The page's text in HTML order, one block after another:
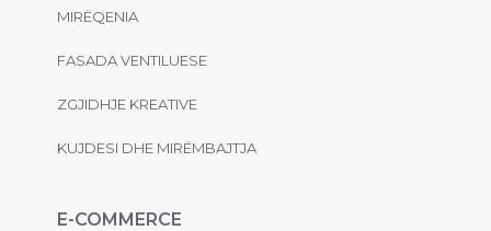
MIRËQENIA
FASADA VENTILUESE
ZGJIDHJE KREATIVE
KUJDESI DHE MIRËMBAJTJA
E-COMMERCE